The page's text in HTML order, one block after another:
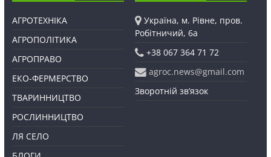
АГРОТЕХНІКА
АГРОПОЛІТИКА
АГРОПРАВО
ЕКО-ФЕРМЕРСТВО
ТВАРИННИЦТВО
РОСЛИННИЦТВО
ЛЯ СЕЛО
Україна, м. Рівне, пров.
Робітничий, 6а
+38 067 364 71 72
agroc.news@gmail.com
Зворотній зв’язок